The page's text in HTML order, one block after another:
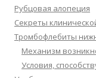
Рубцовая алопеция
Секреты
Тромбофлебиты
Механизм
Условия,